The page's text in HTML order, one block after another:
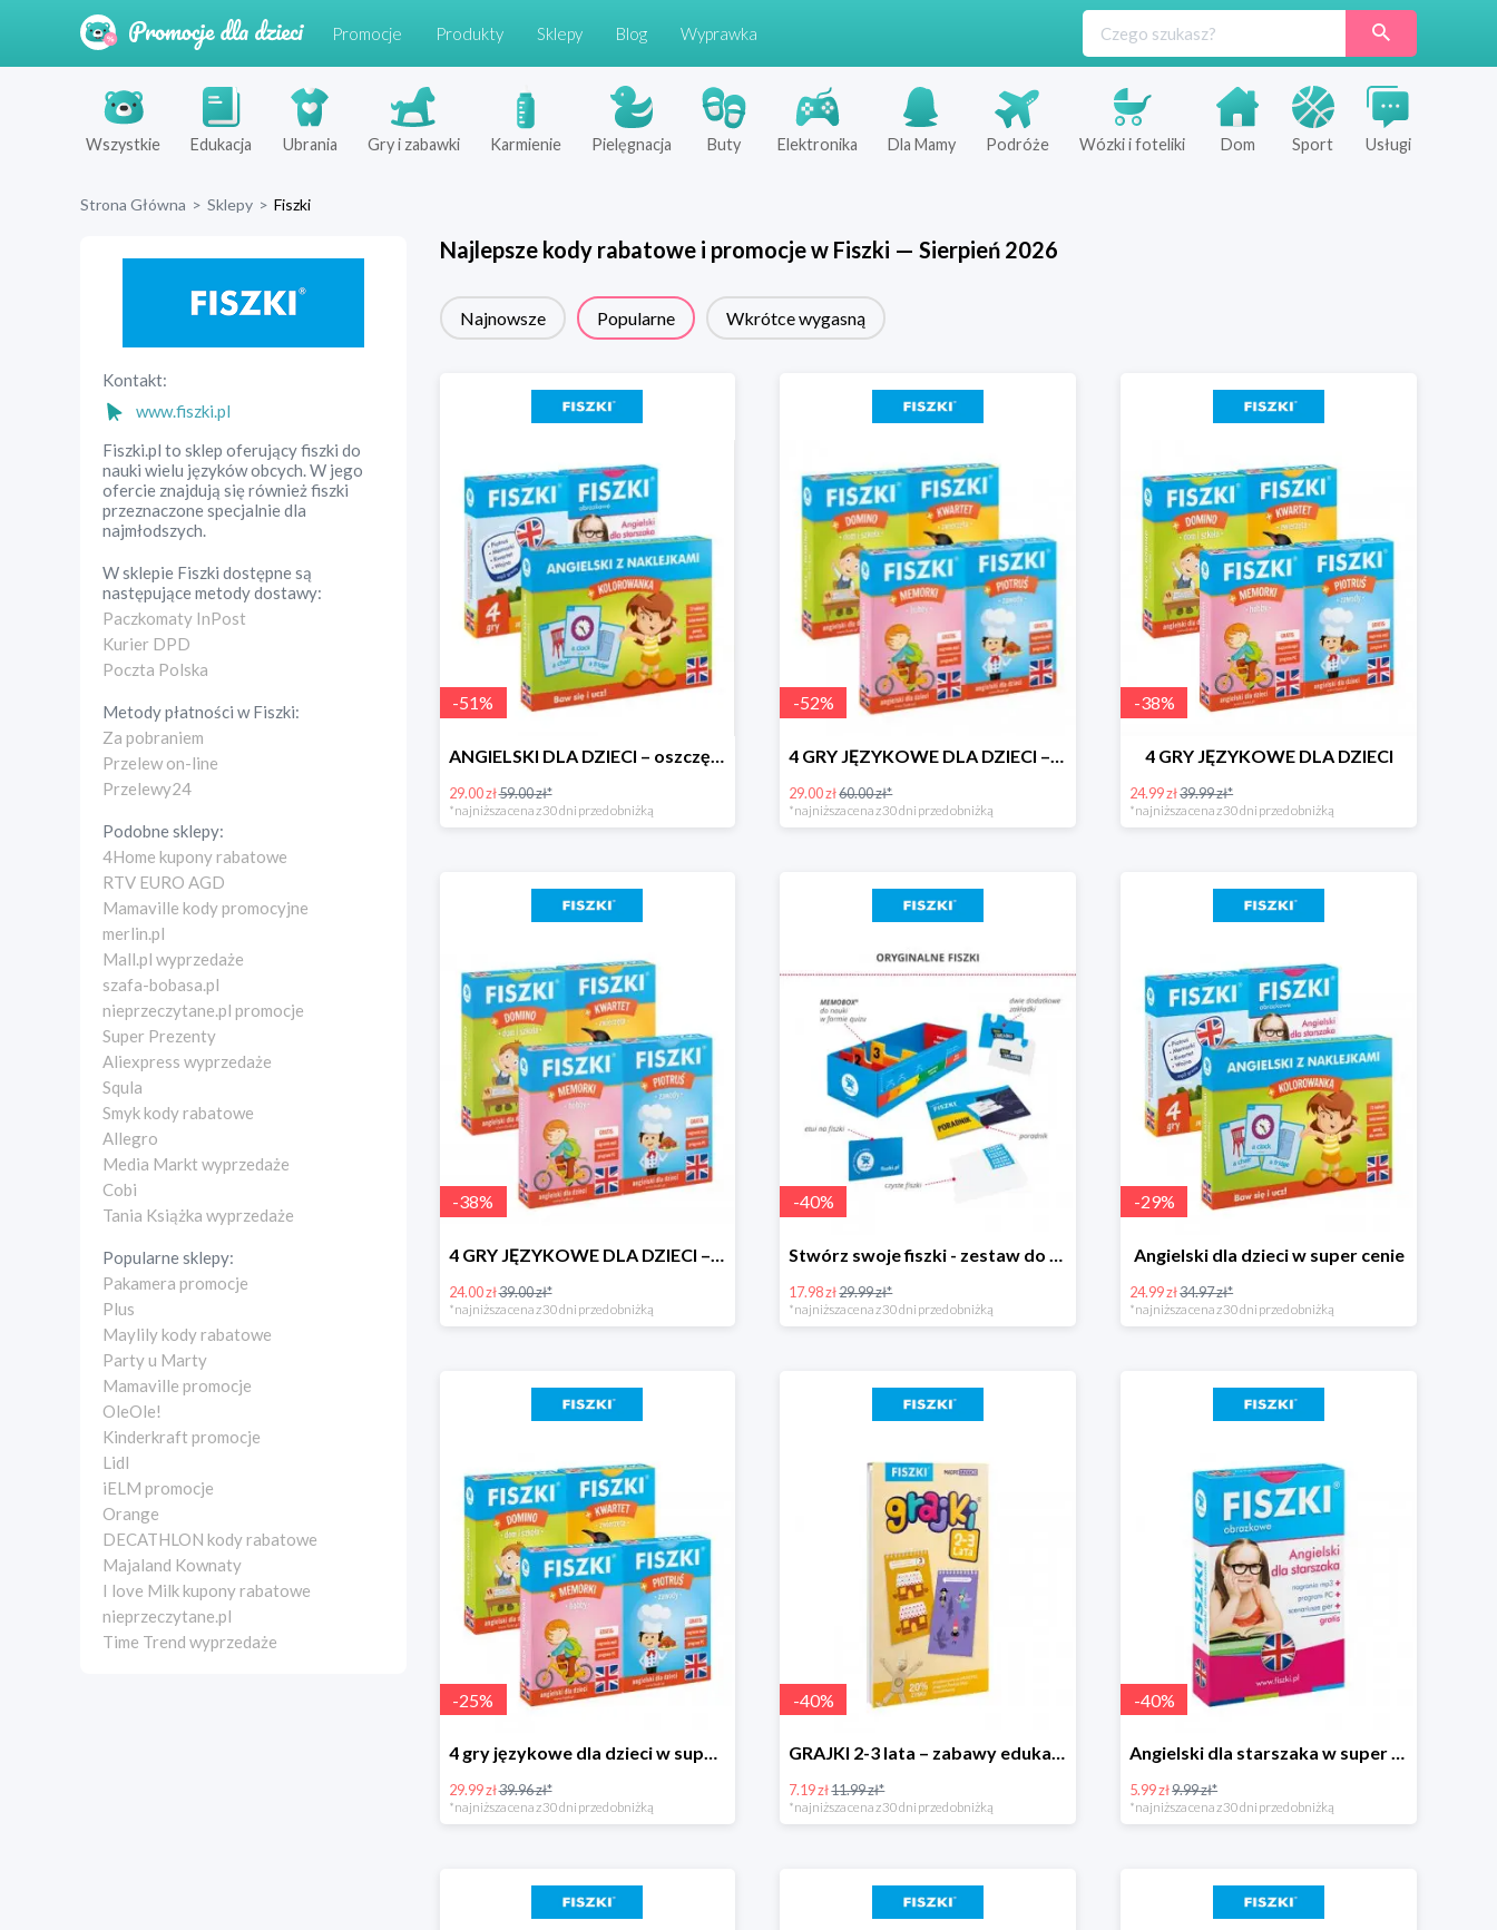
Promocje Produkty Sklepy Blog Wyprawka
Wszystkie Edukacja Ubrania Gry i zabawki Karmienie Pielęgnacja Buty Elektronika Dla Mamy Podróże Wózki i foteliki Dom Sport Usługi
Strona Główna > Sklepy > Fiszki
Kontakt:
www.fiszki.pl
Fiszki.pl to sklep oferujący fiszki do
nauki wielu języków obcych. W jego
ofercie znajdują się również fiszki
przeznaczone specjalnie dla
najmłodszych.
W sklepie Fiszki dostępne są
następujące metody dostawy:
Paczkomaty InPost
Kurier DPD
Poczta Polska
Metody płatności wFiszki:
Za pobraniem
Przelew on-line
Przelewy24
Podobne sklepy:
4Home kupony rabatowe
RTV EURO AGD
Mamaville kody promocyjne
merlin.pl
Mall.pl wyprzedaże
szafa-bobasa.pl
nieprzeczytane.pl promocje
Super Prezenty
Aliexpress wyprzedaże
Squla
Smyk kody rabatowe
Allegro
Media Markt wyprzedaże
Cobi
Tania Książka wyprzedaże
Popularne sklepy:
Pakamera promocje
Plus
Maylily kody rabatowe
Party u Marty
Mamaville promocje
OleOle!
Kinderkraft promocje
Lidl
iELM promocje
Orange
DECATHLON kody rabatowe
Majaland Kownaty
I love Milk kupony rabatowe
nieprzeczytane.pl
Time Trend wyprzedaże
Najlepsze kody rabatowe i promocje w Fiszki — Sierpień 2026
Najnowsze Popularne Wkrótce wygasną
-51%
ANGIELSKI DLA DZIECI – oszczędzasz 30 zł!
29.00 zł59.00 zł*
*najniższa cena z 30 dni przed obniżką
-52%
4 GRY JĘZYKOWE DLA DZIECI – oszczędzasz 31 zł!
29.00 zł60.00 zł*
*najniższa cena z 30 dni przed obniżką
-38%
4 GRY JĘZYKOWE DLA DZIECI
24.99 zł39.99 zł*
*najniższa cena z 30 dni przed obniżką
-38%
4 GRY JĘZYKOWE DLA DZIECI – oszczędzasz 15 zł!
24.00 zł39.00 zł*
*najniższa cena z 30 dni przed obniżką
-40%
Stwórz swoje fiszki - zestaw do szybkiej nauki w super cenie
17.98 zł29.99 zł*
*najniższa cena z 30 dni przed obniżką
-29%
Angielski dla dzieci w super cenie
24.99 zł34.97 zł*
*najniższa cena z 30 dni przed obniżką
-25%
4 gry językowe dla dzieci w super cenie
29.99 zł39.96 zł*
*najniższa cena z 30 dni przed obniżką
-40%
GRAJKI 2-3 lata – zabawy edukacyjne w super cenie
7.19 zł11.99 zł*
*najniższa cena z 30 dni przed obniżką
-40%
Angielski dla starszaka w super cenie
5.99 zł9.99 zł*
*najniższa cena z 30 dni przed obniżką